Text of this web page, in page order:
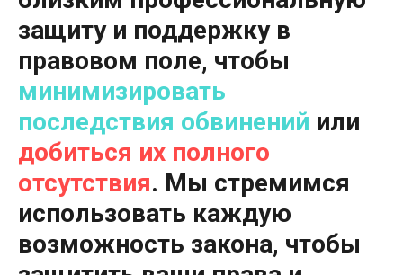
защиту и поддержку в
правовом поле, чтобы
минимизировать
последствия обвинений или
добиться их полного
отсутствия. Мы стремимся
использовать каждую
возможность закона, чтобы